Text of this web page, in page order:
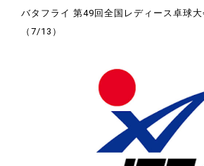
バタフライ 第49回全国レディース卓球
（7/13）